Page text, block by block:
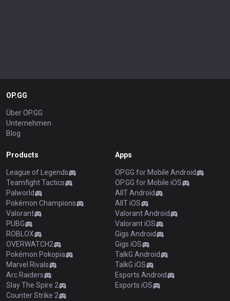
OP.GG
Über OP.GG
Unternehmen
Blog
Products
League of Legends
Teamfight Tactics
Palworld
Pokémon Champions
Valorant
PUBG
ROBLOX
OVERWATCH2
Pokémon Pokopia
Marvel Rivals
Arc Raiders
Slay The Spire 2
Counter Strike 2
Apps
OP.GG for Mobile Android
OP.GG for Mobile iOS
AllT Android
AllT iOS
Valorant Android
Valorant iOS
Gigs Android
Gigs iOS
TalkG Android
TalkG iOS
Esports Android
Esports iOS